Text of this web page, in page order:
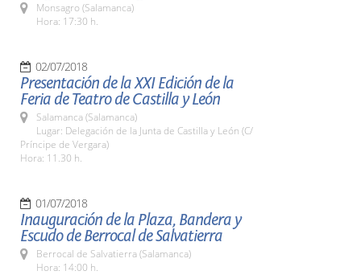
Monsagro (Salamanca)
Hora: 17:30 h.
02/07/2018
Presentación de la XXI Edición de la
Feria de Teatro de Castilla y León
Salamanca (Salamanca)
Lugar: Delegación de la Junta de Castilla y León (C/
Príncipe de Vergara)
Hora: 11.30 h.
01/07/2018
Inauguración de la Plaza, Bandera y
Escudo de Berrocal de Salvatierra
Berrocal de Salvatierra (Salamanca)
Hora: 14:00 h.